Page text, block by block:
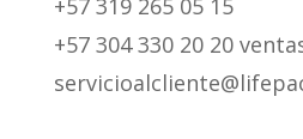
+57 319 265 05 15
+57 304 330 20 20